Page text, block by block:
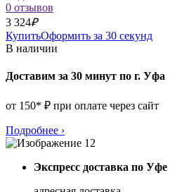
0 отзывов
3 324₽
КупитьОформить за 30 секунд
В наличии
Доставим за 30 минут по г. Уфа
от 150* ₽ при оплате через сайт
Подробнее ›
Экспресс доставка по Уфе